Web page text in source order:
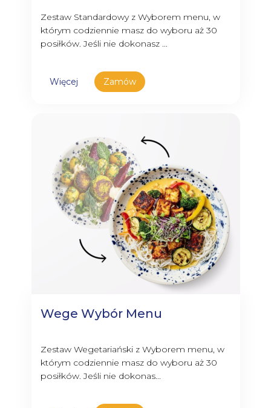
Zestaw Standardowy z Wyborem menu, w
którym codziennie masz do wyboru aż 30
posiłków. Jeśli nie dokonasz ...
Więcej Zamów
Wege Wybór Menu
Zestaw Wegetariański z Wyborem menu, w
którym codziennie masz do wyboru aż 30
posiłków. Jeśli nie dokonas...